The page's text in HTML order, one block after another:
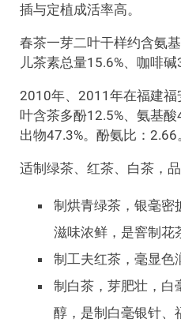
插与定植成活率高。
春茶一芽二叶干样约含氨基
儿茶素总量15.6%、咖啡碱
2010年、2011年在福建福
叶含茶多酚12.5%、氨基
出物47.3%。酚氨比：2.66
适制绿茶、红茶、白茶，品
制烘青绿茶，银毫密
滋味浓鲜，是窨制花
制工夫红茶，毫显色
制白茶，芽肥壮，白
醇，是制白毫银针、